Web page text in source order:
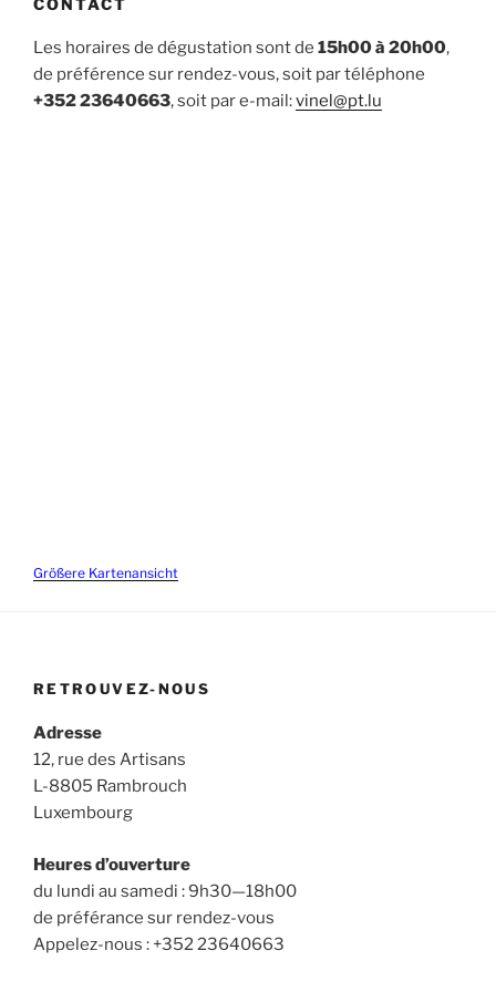
Les horaires de dégustation sont de 15h00 à 20h00,
de préférence sur rendez-vous, soit par téléphone
+352 23640663, soit par e-mail:vinel@pt.lu
Größere Kartenansicht
RETROUVEZ-NOUS
Adresse
12, rue des Artisans
L-8805 Rambrouch
Luxembourg
Heures d’ouverture
du lundi au samedi : 9h30—18h00
de préférance sur rendez-vous
Appelez-nous : +352 23640663